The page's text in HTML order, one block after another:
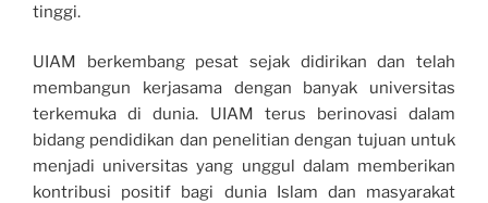
tinggi.
UIAM berkembang pesat sejak didirikan dan telah
membangun kerjasama dengan banyak universitas
terkemuka di dunia. UIAM terus berinovasi dalam
bidang pendidikan dan penelitian dengan tujuan untuk
menjadi universitas yang unggul dalam memberikan
kontribusi positif bagi dunia Islam dan masyarakat